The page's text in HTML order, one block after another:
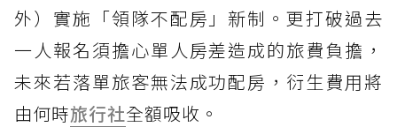
外）實施「領隊不配房」新制。更打破過去
一人報名須擔心單人房差造成的旅費負擔，
未來若落單旅客無法成功配房，衍生費用將
由何時旅行社全額吸收。